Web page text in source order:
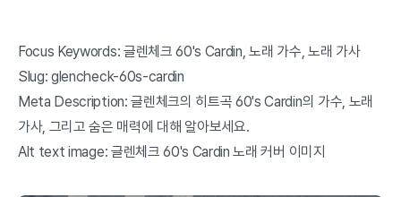
Focus Keywords: 글렌체크 60's Cardin, 노래 가수, 노래 가사
Slug: glencheck-60s-cardin
Meta Description: 글렌체크의 히트곡 60's Cardin의 가수, 노래
가사, 그리고 숨은 매력에 대해 알아보세요.
Alt text image: 글렌체크 60's Cardin 노래 커버 이미지